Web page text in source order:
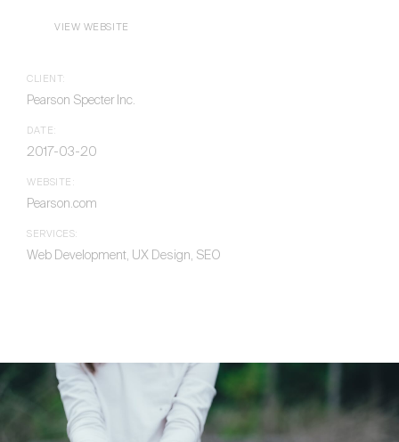
VIEW WEBSITE
CLIENT:
Pearson Specter Inc.
DATE:
2017-03-20
WEBSITE:
Pearson.com
SERVICES:
Web Development, UX Design, SEO